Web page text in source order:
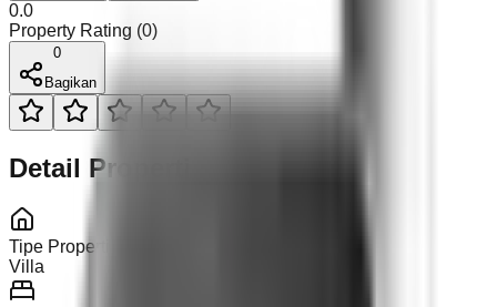
0.0
Property Rating (0)
0
Bagikan
Detail Properti
Tipe Properti
Villa